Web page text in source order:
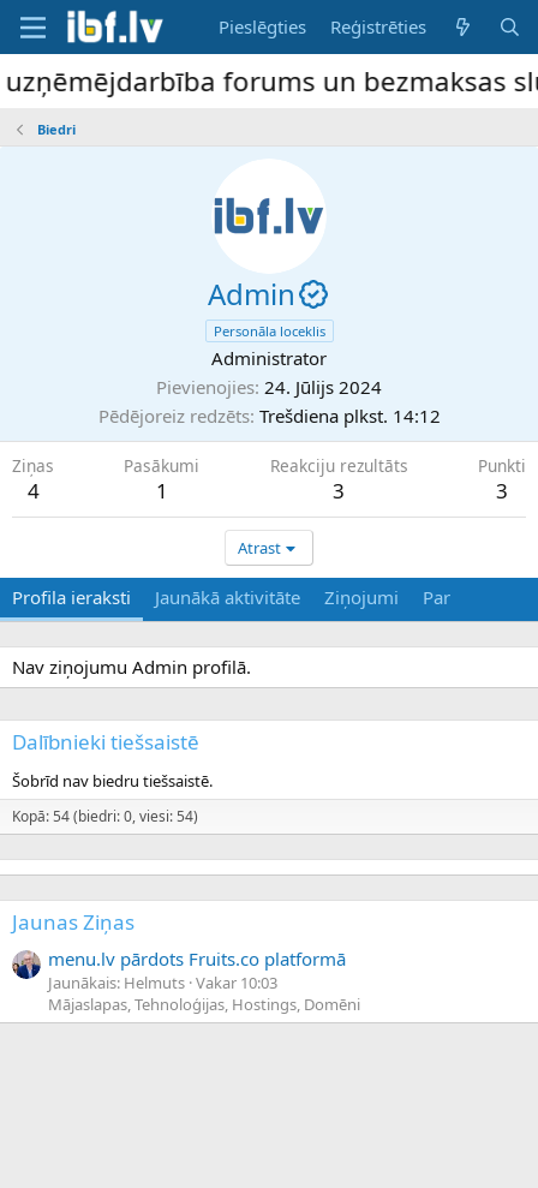
Pieslēgties Reģistrēties
forums un bezmaksas
Biedri
Admin
Personāla loceklis
Administrator
Pievienojies 24. Jūlijs 2024
Pēdējoreiz redzēts Trešdiena plkst. 14:12
Ziņas
4
Pasākumi
1
Reakciju rezultāts
3
Punkti
3
Atrast
Profila ieraksti Jaunākā aktivitāte Ziņojumi Par
Nav ziņojumu Admin profilā.
Dalībnieki tiešsaistē
Šobrīd nav biedru tiešsaistē.
Kopā: 54 (biedri: 0, viesi: 54)
Jaunas Ziņas
menu.lv pārdots Fruits.co platformā
Jaunākais: Helmuts Vakar 10:03
Mājaslapas, Tehnoloģijas, Hostings, Domēni